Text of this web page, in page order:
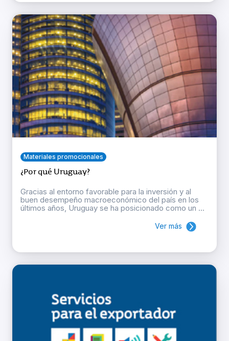
Materiales promocionales
¿Por qué Uruguay?
Gracias al entorno favorable para la inversión y al
buen desempeño macroeconómico del país en los
últimos años, Uruguay se ha posicionado como un ...
Ver más